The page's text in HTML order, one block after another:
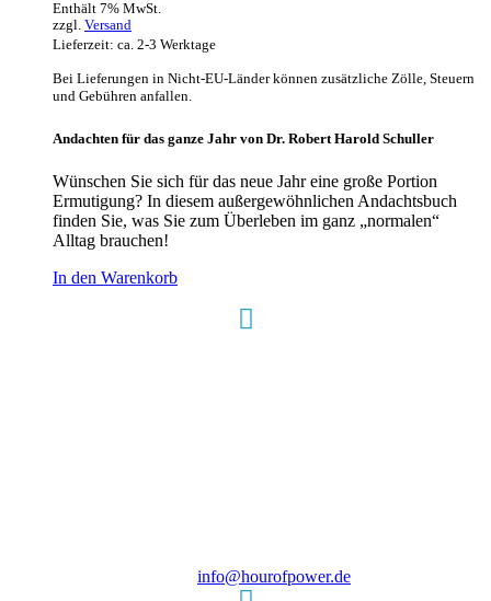
Enthält 7% MwSt.
zzgl. Versand
Lieferzeit: ca. 2-3 Werktage
Bei Lieferungen in Nicht-EU-Länder können zusätzliche Zölle, Steuern
und Gebühren anfallen.
Andachten für das ganze Jahr von Dr. Robert Harold Schuller
Wünschen Sie sich für das neue Jahr eine große Portion
Ermutigung? In diesem außergewöhnlichen Andachtsbuch
finden Sie, was Sie zum Überleben im ganz „normalen“
Alltag brauchen!
In den Warenkorb
info@hourofpower.de